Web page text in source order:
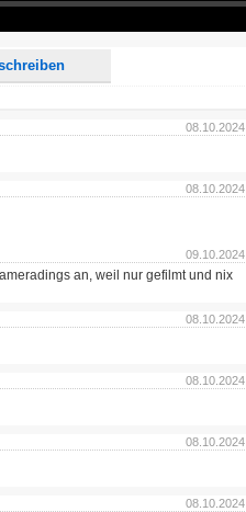
Kommentare erscheinen.
08.10.2024
08.10.2024
09.10.2024
an, weil nur gefilmt und nix
08.10.2024
08.10.2024
08.10.2024
08.10.2024